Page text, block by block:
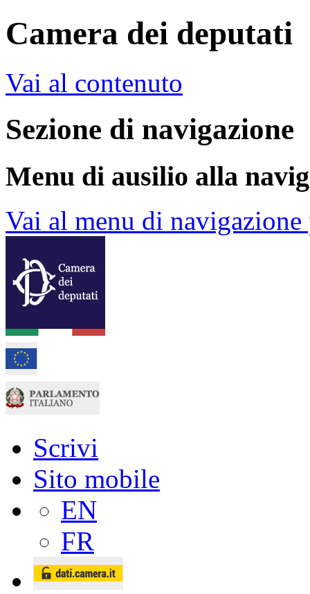
Camera dei deputati
Vai al contenuto
Sezione di navigazione
Menu di ausilio alla
Vai al menu di
Scrivi
Sito mobile
EN
FR